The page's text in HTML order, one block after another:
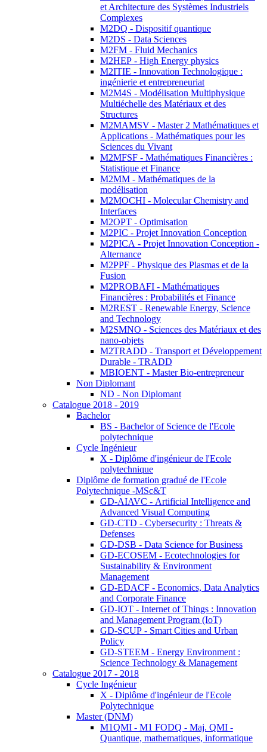
et Architecture des Systèmes Industriels
Complexes
M2DQ - Dispositif quantique
M2DS - Data Sciences
M2FM - Fluid Mechanics
M2HEP - High Energy physics
M2ITIE - Innovation Technologique :
ingénierie et entrepreneuriat
M2M4S - Modélisation Multiphysique
Multiéchelle des Matériaux et des
Structures
M2MAMSV - Master 2 Mathématiques et
Applications - Mathématiques pour les
Sciences du Vivant
M2MFSF - Mathématiques Financières :
Statistique et Finance
M2MM - Mathématiques de la
modélisation
M2MOCHI - Molecular Chemistry and
Interfaces
M2OPT - Optimisation
M2PIC - Projet Innovation Conception
M2PICA - Projet Innovation Conception -
Alternance
M2PPF - Physique des Plasmas et de la
Fusion
M2PROBAFI - Mathématiques
Financières : Probabilités et Finance
M2REST - Renewable Energy, Science
and Technology
M2SMNO - Sciences des Matériaux et des
nano-objets
M2TRADD - Transport et Développement
Durable - TRADD
MBIOENT - Master Bio-entrepreneur
Non Diplomant
ND - Non Diplomant
Catalogue 2018 - 2019
Bachelor
BS - Bachelor of Science de l'Ecole
polytechnique
Cycle Ingénieur
X - Diplôme d'ingénieur de l'Ecole
polytechnique
Diplôme de formation gradué de l'Ecole
Polytechnique -MSc&T
GD-AIAVC - Artificial Intelligence and
Advanced Visual Computing
GD-CTD - Cybersecurity : Threats &
Defenses
GD-DSB - Data Science for Business
GD-ECOSEM - Ecotechnologies for
Sustainability & Environment
Management
GD-EDACF - Economics, Data Analytics
and Corporate Finance
GD-IOT - Internet of Things : Innovation
and Management Program (IoT)
GD-SCUP - Smart Cities and Urban
Policy
GD-STEEM - Energy Environment :
Science Technology & Management
Catalogue 2017 - 2018
Cycle Ingénieur
X - Diplôme d'ingénieur de l'Ecole
Polytechnique
Master (DNM)
M1QMI - M1 FODQ - Maj. QMI -
Quantique, mathematiques, informatique